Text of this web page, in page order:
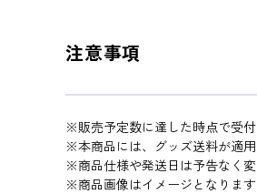
注意事項
※販売予定数に達した時点で受
※本商品には、グッズ送料が適
※商品仕様や発送日は予告なく
※商品画像はイメージとなりま